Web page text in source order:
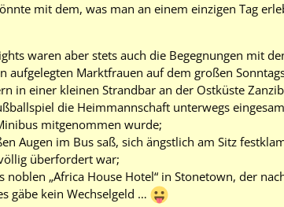
mit dem, was man an einem einzigen Tag
waren aber stets auch die Begegnungen mit
aufgelegten Marktfrauen auf dem großen
in einer kleinen Strandbar an der Ostküste
die Heimmannschaft unterwegs
mitgenommen wurde;
Augen im Bus saß, sich ängstlich am Sitz
überfordert war;
„Africa House Hotel“ in Stonetown, der
gäbe kein Wechselgeld …